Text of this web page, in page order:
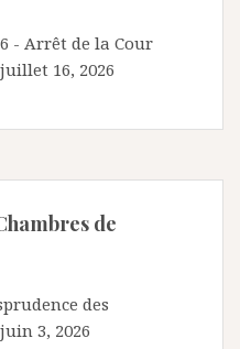
- Arrêt de la Cour
juillet 16, 2026
de
des
juin 3, 2026